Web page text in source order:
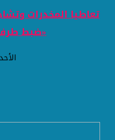
تعاطيا المخدرات
ضبط طرفي فيديو «سلاح المنتزه»
الأحد 02 أغسطس 2026 06:09 مساءً